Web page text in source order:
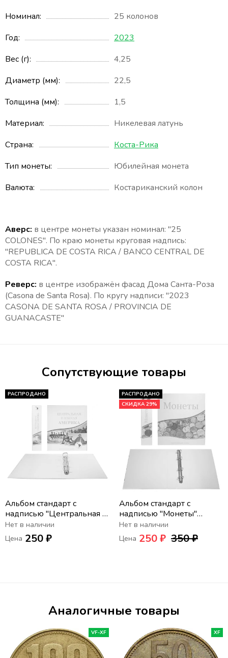
Номинал
25 колонов
Год
2023
Вес (г)
4,25
Диаметр (мм)
22,5
Толщина (мм)
1,5
Материал
Никелевая латунь
Страна
Коста-Рика
Тип монеты
Юбилейная монета
Валюта
Костариканский колон
Аверс: в центре монеты указан номинал: "25
COLONES". По краю монеты круговая надпись:
"REPUBLICA DE COSTA RICA / BANCO CENTRAL DE
COSTA RICA".
Реверс: в центре изображён фасад Дома Санта-Роза
(Casona de Santa Rosa). По кругу надписи: "2023
CASONA DE SANTA ROSA / PROVINCIA DE
GUANACASTE"
Сопутствующие товары
РАСПРОДАНО
Альбом стандарт с
надписью "Центральная и
Южная Америка" формат
Optima
Нет в наличии
Цена 250 ₽
РАСПРОДАНО
СКИДКА 29%
Альбом стандарт с
надписью "Монеты"
формат Optima
Нет в наличии
Цена 250 ₽ 350 ₽
Аналогичные товары
VF-XF XF